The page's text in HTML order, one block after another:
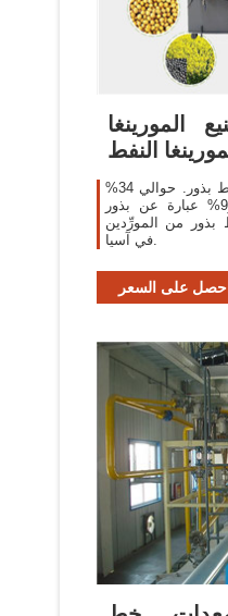
المورينغا
النفط
يقدم منتجات 582 المورينغا النفط بذور. حوالي 34%
منها عبارة عن معاصر زيت، و9% عبارة عن بذور
النفط بذور من المورِّدين
في آسيا.
على السعر